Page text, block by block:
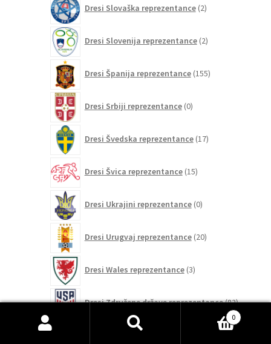
Dresi Slovaška reprezentance 2izdelka
Dresi Slovenija reprezentance 2izdelka
Dresi Španija reprezentance 155izdelkov
Dresi Srbiji reprezentance 0izdelkov
Dresi Švedska reprezentance 17izdelkov
Dresi Švica reprezentance 15izdelkov
Dresi Ukrajini reprezentance 0izdelkov
Dresi Urugvaj reprezentance 20izdelkov
Dresi Wales reprezentance 3izdelki
Dresi Združene države reprezentance 82izdelkov
0